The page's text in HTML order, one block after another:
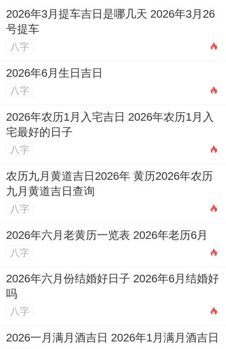
2026年3月提车吉日是哪几天 2026年3月26
号提车
八字
2026年6月生日吉日
八字
2026年农历1月入宅吉日 2026年农历1月入
宅最好的日子
八字
农历九月黄道吉日2026年 黄历2026年农历
九月黄道吉日查询
八字
2026年六月老黄历一览表 2026年老历6月
八字
2026年六月份结婚好日子 2026年6月结婚好
吗
八字
2026一月满月酒吉日 2026年1月满月酒吉日